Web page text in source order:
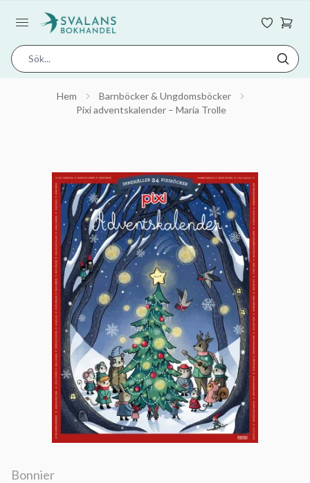
Hem
Barnböcker & Ungdomsböcker
Pixi adventskalender – Maria Trolle
Bonnier